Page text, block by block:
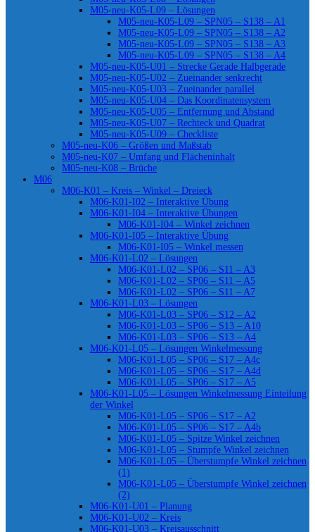
M05-neu-K05-L09 – Lösungen
M05-neu-K05-L09 – SPN05 – S138 – A1
M05-neu-K05-L09 – SPN05 – S138 – A2
M05-neu-K05-L09 – SPN05 – S138 – A3
M05-neu-K05-L09 – SPN05 – S138 – A4
M05-neu-K05-U01 – Strecke Gerade Halbgerade
M05-neu-K05-U02 – Zueinander senkrecht
M05-neu-K05-U03 – Zueinander parallel
M05-neu-K05-U04 – Das Koordinatensystem
M05-neu-K05-U05 – Entfernung und Abstand
M05-neu-K05-U07 – Rechteck und Quadrat
M05-neu-K05-U09 – Checkliste
M05-neu-K06 – Größen und Maßstab
M05-neu-K07 – Umfang und Flächeninhalt
M05-neu-K08 – Brüche
M06
M06-K01 – Kreis – Winkel – Dreieck
M06-K01-I02 – Interaktive Übung
M06-K01-I04 – Interaktive Übungen
M06-K01-I04 – Winkel zeichnen
M06-K01-I05 – Interaktive Übung
M06-K01-I05 – Winkel messen
M06-K01-L02 – Lösungen
M06-K01-L02 – SP06 – S11 – A3
M06-K01-L02 – SP06 – S11 – A5
M06-K01-L02 – SP06 – S11 – A7
M06-K01-L03 – Lösungen
M06-K01-L03 – SP06 – S12 – A2
M06-K01-L03 – SP06 – S13 – A10
M06-K01-L03 – SP06 – S13 – A4
M06-K01-L05 – Lösungen Winkelmessung
M06-K01-L05 – SP06 – S17 – A4c
M06-K01-L05 – SP06 – S17 – A4d
M06-K01-L05 – SP06 – S17 – A5
M06-K01-L05 – Lösungen Winkelmessung Einteilung
der Winkel
M06-K01-L05 – SP06 – S17 – A2
M06-K01-L05 – SP06 – S17 – A4b
M06-K01-L05 – Spitze Winkel zeichnen
M06-K01-L05 – Stumpfe Winkel zeichnen
M06-K01-L05 – Überstumpfe Winkel zeichnen
(1)
M06-K01-L05 – Überstumpfe Winkel zeichnen
(2)
M06-K01-U01 – Planung
M06-K01-U02 – Kreis
M06-K01-U03 – Kreisausschnitt